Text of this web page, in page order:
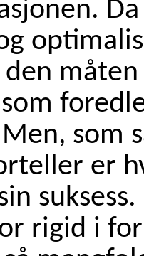
måten
som
er
rigid i